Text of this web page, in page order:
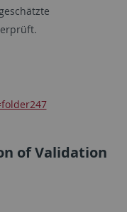
of Validation